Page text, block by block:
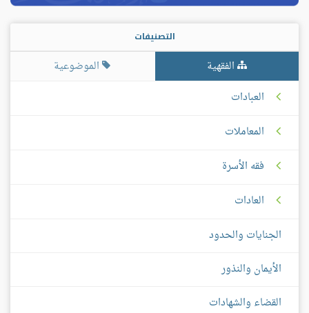
التصنيفات
الفقهية
الموضوعية
العبادات
المعاملات
فقه الأسرة
العادات
الجنايات والحدود
الأيمان والنذور
القضاء والشهادات